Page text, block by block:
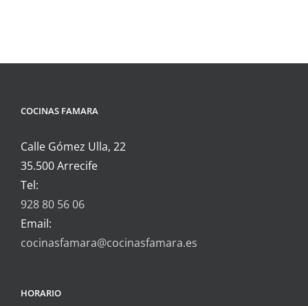
COCINAS FAMARA
Calle Gómez Ulla, 22
35.500 Arrecife
Tel:
928 80 56 06
Email:
cocinasfamara@cocinasfamara.es
HORARIO